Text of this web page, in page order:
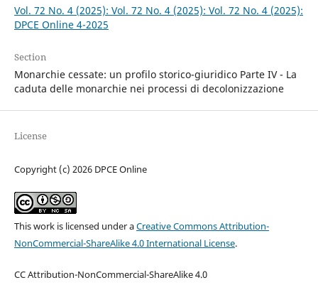
Vol. 72 No. 4 (2025): Vol. 72 No. 4 (2025): Vol. 72 No. 4 (2025):
DPCE Online 4-2025
Section
Monarchie cessate: un profilo storico-giuridico Parte IV - La
caduta delle monarchie nei processi di decolonizzazione
License
Copyright (c) 2026 DPCE Online
This work is licensed under aCreative Commons Attribution-
NonCommercial-ShareAlike 4.0 International License.
CC Attribution-NonCommercial-ShareAlike 4.0